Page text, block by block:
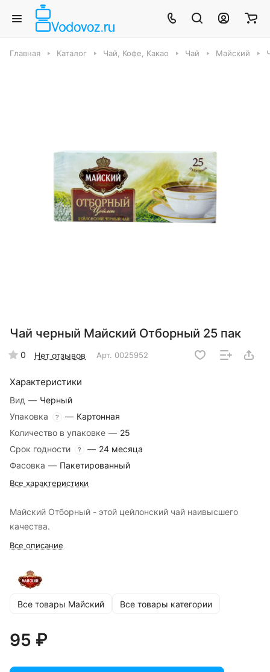
Главная Каталог Чай, Кофе, Какао Чай Майский
Чай черный Майский Отборный 25 пак
0 Нет отзывов Арт. 0025952
Характеристики
Вид — Черный
Упаковка
? — Картонная
Количество в упаковке — 25
Срок годности
? — 24 месяца
Фасовка — Пакетированный
Все характеристики
Майский Отборный - этой цейлонский чай наивысшего
качества.
Все описание
Все товары Майский Все товары категории
95 ₽